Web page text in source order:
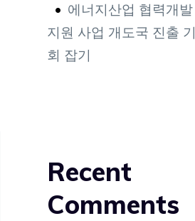
에너지산업 협력개발
지원 사업 개도국 진출 기
회 잡기
Recent
Comments